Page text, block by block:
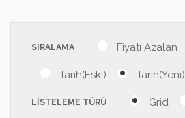
SIRALAMA Fiyatı Azalan
Tarih(Eski) Tarih(Yeni)
LİSTELEME TÜRÜ Grid